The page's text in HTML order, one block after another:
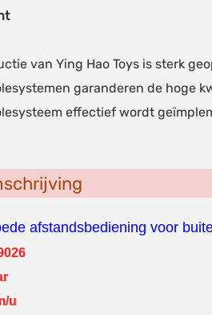
van Ying Hao Toys is sterk
garanderen de hoge
effectief wordt
afstandsbediening voor
u